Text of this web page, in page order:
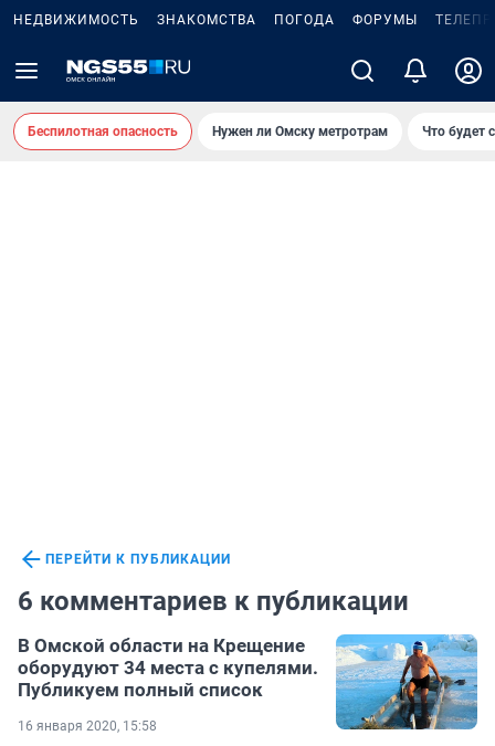
НЕДВИЖИМОСТЬ ЗНАКОМСТВА ПОГОДА ФОРУМЫ
Беспилотная опасность Нужен ли Омску метротрам Что будет
ПЕРЕЙТИ К ПУБЛИКАЦИИ
6 комментариев к публикации
В Омской области на Крещение
оборудуют 34 места с купелями.
Публикуем полный список
16 января 2020, 15:58